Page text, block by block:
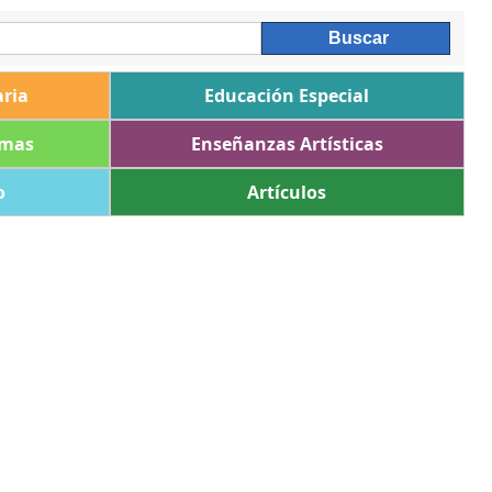
Educación Especial
Enseñanzas Artísticas
Artículos